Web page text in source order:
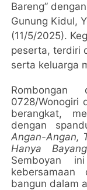
Bareng”
Gunung Kidul,
(11/5/2025).
peserta, terdiri
serta keluarga
0728/Wonogiri
berangkat,
dengan
Angan-Angan,
Hanya
Semboyan
bangun dalam